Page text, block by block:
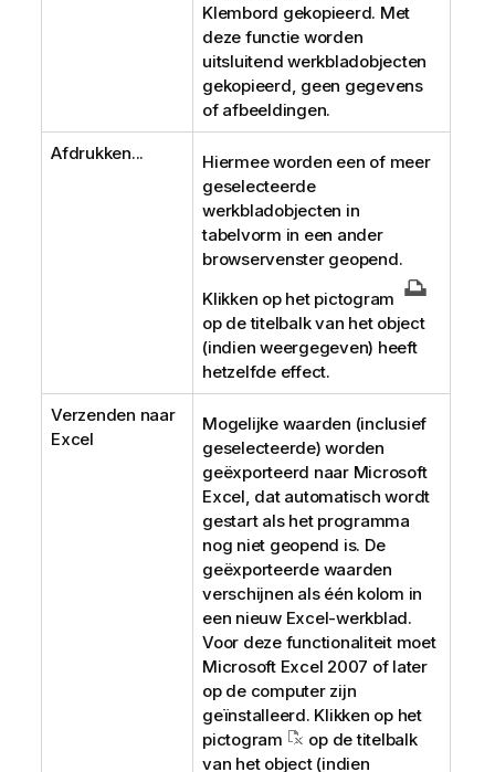
Klembord gekopieerd. Met
deze functie worden
uitsluitend werkbladobjecten
gekopieerd, geen gegevens
of afbeeldingen.
Afdrukken...
Hiermee worden een of meer
geselecteerde
werkbladobjecten in
tabelvorm in een ander
browservenster geopend.
Klikken op het pictogram
op de titelbalk van het object
(indien weergegeven) heeft
hetzelfde effect.
Verzenden naar
Excel
Mogelijke waarden (inclusief
geselecteerde) worden
geëxporteerd naar Microsoft
Excel, dat automatisch wordt
gestart als het programma
nog niet geopend is. De
geëxporteerde waarden
verschijnen als één kolom in
een nieuw Excel-werkblad.
Voor deze functionaliteit moet
Microsoft Excel 2007 of later
op de computer zijn
geïnstalleerd. Klikken op het
pictogram
op de titelbalk
van het object (indien